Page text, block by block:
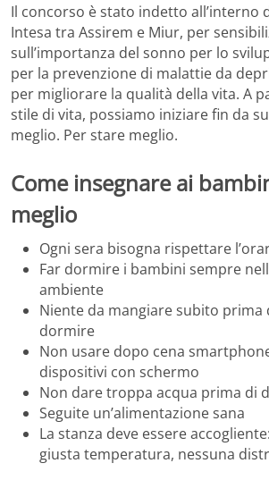
Il concorso è stato indetto all’interno
Intesa tra Assirem e Miur, per
sull’importanza del sonno per lo
per la prevenzione di malattie da
per migliorare la qualità della vita. A
stile di vita, possiamo iniziare fin da
meglio. Per stare meglio.
Come insegnare ai
meglio
Ogni sera bisogna rispettare
Far dormire i bambini sempre
ambiente
Niente da mangiare subito prima
dormire
Non usare dopo cena
dispositivi con schermo
Non dare troppa acqua prima di
Seguite un’alimentazione sana
La stanza deve essere
giusta temperatura, nessuna